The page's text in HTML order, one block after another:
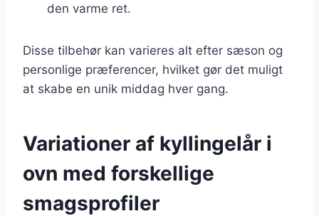
den varme ret.
Disse tilbehør kan varieres alt efter sæson og
personlige præferencer, hvilket gør det muligt
at skabe en unik middag hver gang.
Variationer af kyllingelår i
ovn med forskellige
smagsprofiler